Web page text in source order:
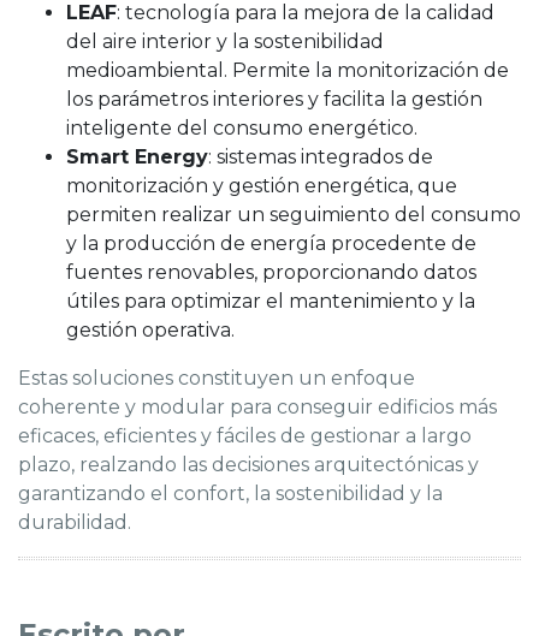
LEAF: tecnología para la mejora de la calidad
del aire interior y la sostenibilidad
medioambiental. Permite la monitorización de
los parámetros interiores y facilita la gestión
inteligente del consumo energético.
Smart Energy: sistemas integrados de
monitorización y gestión energética, que
permiten realizar un seguimiento del consumo
y la producción de energía procedente de
fuentes renovables, proporcionando datos
útiles para optimizar el mantenimiento y la
gestión operativa.
Estas soluciones constituyen un enfoque
coherente y modular para conseguir edificios más
eficaces, eficientes y fáciles de gestionar a largo
plazo, realzando las decisiones arquitectónicas y
garantizando el confort, la sostenibilidad y la
durabilidad.